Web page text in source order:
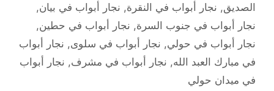
الصديق, نجار أبواب في النقرة, نجار أبواب في بيان,
نجار أبواب في جنوب السرة, نجار أبواب في حطين,
نجار أبواب في حولي, نجار أبواب في سلوى, نجار أبواب
في مبارك العبد الله, نجار أبواب في مشرف, نجار أبواب
في ميدان حولي